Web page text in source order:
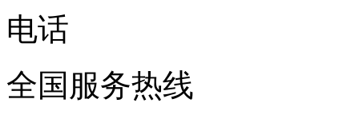
电话
全国服务热线